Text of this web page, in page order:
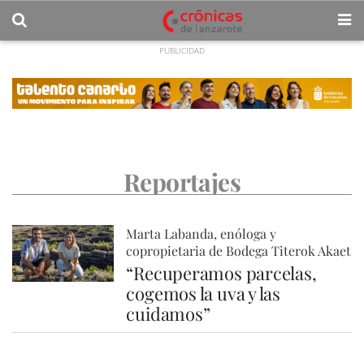
Reportajes
Marta Labanda, enóloga y
copropietaria de Bodega Titerok Akaet
“Recuperamos parcelas,
cogemos la uva y las
cuidamos”